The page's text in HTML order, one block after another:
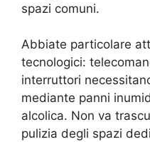
spazi comuni.
Abbiate particolare
tecnologici:
interruttori
mediante panni
alcolica. Non va
pulizia degli spazi